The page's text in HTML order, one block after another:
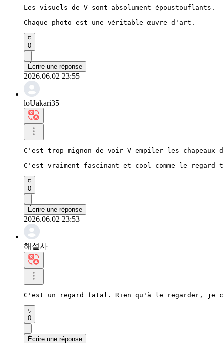
Les visuels de V sont absolument époustouflants.
Chaque photo est une véritable œuvre d'art.
0
Écrire une réponse
2026.06.02 23:55
loUakari35
C'est trop mignon de voir V empiler les chapeaux
C'est vraiment fascinant et cool comme le regard
0
Écrire une réponse
2026.06.02 23:53
해설사
C'est un regard fatal. Rien qu'à le regarder, je
0
Écrire une réponse